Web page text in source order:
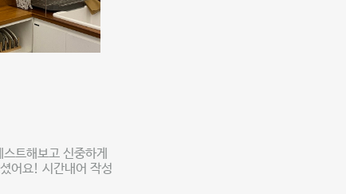
트해보고 신중하게
어요! 시간내어 작성